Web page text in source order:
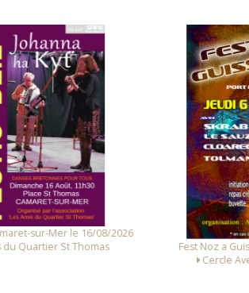
le 16/08/2026
Thomas
Fest Noz a Guissény le 06/
Cercle Avel Dro